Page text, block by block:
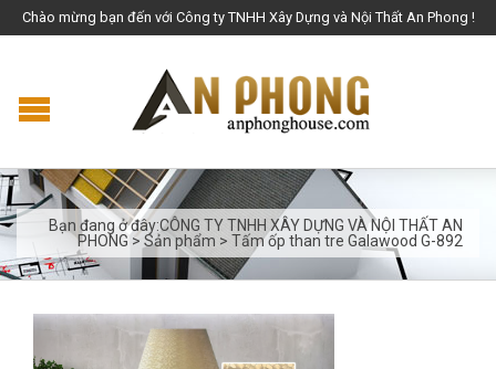
Chào mừng bạn đến với Công ty TNHH Xây Dựng và Nội Thất An Phong !
Bạn đang ở đây:CÔNG TY TNHH XÂY DỰNG VÀ NỘI THẤT AN
PHONG > Sản phẩm > Tấm ốp than tre Galawood G-892